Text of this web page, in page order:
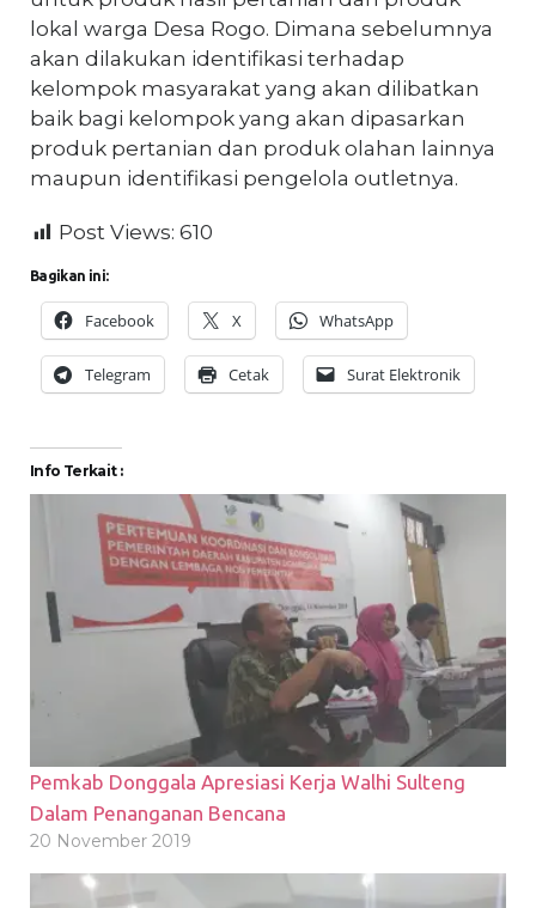
lokal warga Desa Rogo. Dimana sebelumnya
akan dilakukan identifikasi terhadap
kelompok masyarakat yang akan dilibatkan
baik bagi kelompok yang akan dipasarkan
produk pertanian dan produk olahan lainnya
maupun identifikasi pengelola outletnya.
Post Views: 610
Bagikan ini:
Facebook X WhatsApp
Telegram Cetak Surat Elektronik
Info Terkait :
Pemkab Donggala Apresiasi Kerja Walhi Sulteng
Dalam Penanganan Bencana
20 November 2019